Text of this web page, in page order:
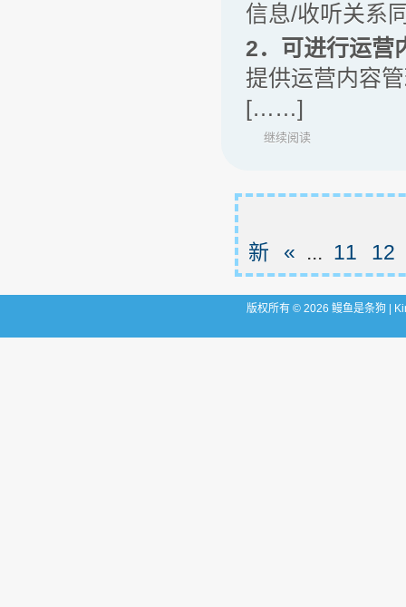
信息/收听关系
2．可进行运营
提供运营内容
[……]
继续阅读
新 « ... 11 12
版权所有 © 2026 鳗鱼是条狗 |